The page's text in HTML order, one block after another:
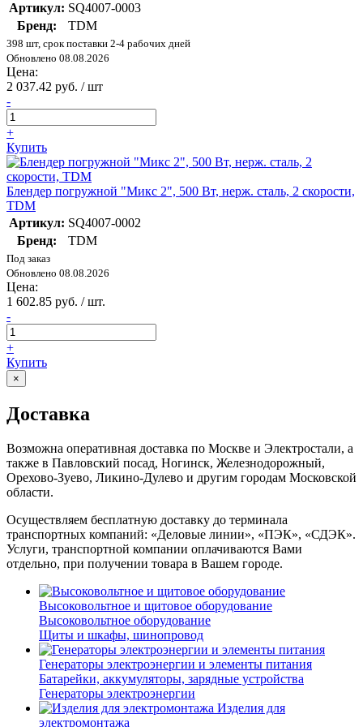
Артикул: SQ4007-0003
Бренд:
TDM
398 шт, срок поставки 2-4 рабочих дней
Обновлено 08.08.2026
Цена:
2 037.42 руб. / шт
-
+
Купить
Блендер погружной "Микс 2", 500 Вт, нерж. сталь, 2 скорости,
TDM
Артикул: SQ4007-0002
Бренд:
TDM
Под заказ
Обновлено 08.08.2026
Цена:
1 602.85 руб. / шт.
-
+
Купить
×
Доставка
Возможна оперативная доставка по Москве и Электростали, а
также в Павловский посад, Ногинск, Железнодорожный,
Орехово-Зуево, Ликино-Дулево и другим городам Московской
области.
Осуществляем бесплатную доставку до терминала
транспортных компаний: «Деловые линии», «ПЭК», «СДЭК».
Услуги, транспортной компании оплачиваются Вами
отдельно, при получении товара в Вашем городе.
Высоковольтное и щитовое оборудование
Высоковольтное оборудование
Щиты и шкафы, шинопровод
Генераторы электроэнергии и элементы питания
Батарейки, аккумуляторы, зарядные устройства
Генераторы электроэнергии
Изделия для
электромонтажа